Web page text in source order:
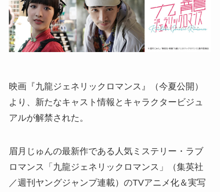
映画『九龍ジェネリックロマンス』（今夏公開）
より、新たなキャスト情報とキャラクタービジュ
アルが解禁された。
眉月じゅんの最新作である人気ミステリー・ラブ
ロマンス「九龍ジェネリックロマンス」（集英社
／週刊ヤングジャンプ連載）のTVアニメ化＆実写